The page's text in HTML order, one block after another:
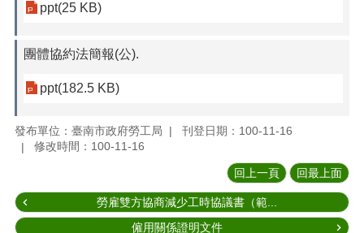
ppt(25 KB)
團體協約法簡報(公).
ppt(182.5 KB)
發布單位：臺南市政府勞工局
刊登日期：100-11-16
修改時間：100-11-16
回上一頁 回最上面
勞雇雙方協商減少工時協議書（範...
僱用關係證明文件